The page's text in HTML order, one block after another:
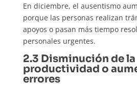
En diciembre, el ausentismo
porque las personas realizan
apoyos o pasan más tiempo
personales urgentes.
2.3 Disminución de la
productividad o
errores